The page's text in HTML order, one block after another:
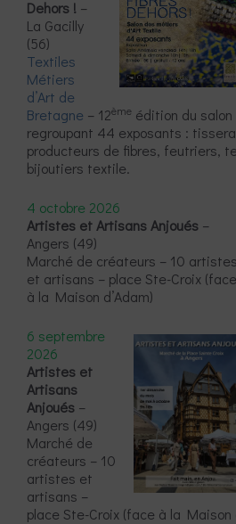
Dehors ! –
La Gacilly
(56)
Textiles
Métiers
d’Art de
Bretagne – 12ème édition du
regroupant 44 exposants :
producteurs de fibres, feutriers,
bijoutiers textile.
4 octobre 2026
Artistes et Artisans Anjoués –
Angers (49)
Marché de créateurs – 10 artistes
et artisans – place Ste-Croix (face
à la Maison d’Adam)
6 septembre
2026
Artistes et
Artisans
Anjoués –
Angers (49)
Marché de
créateurs – 10
artistes et
artisans –
place Ste-Croix (face à la Maison